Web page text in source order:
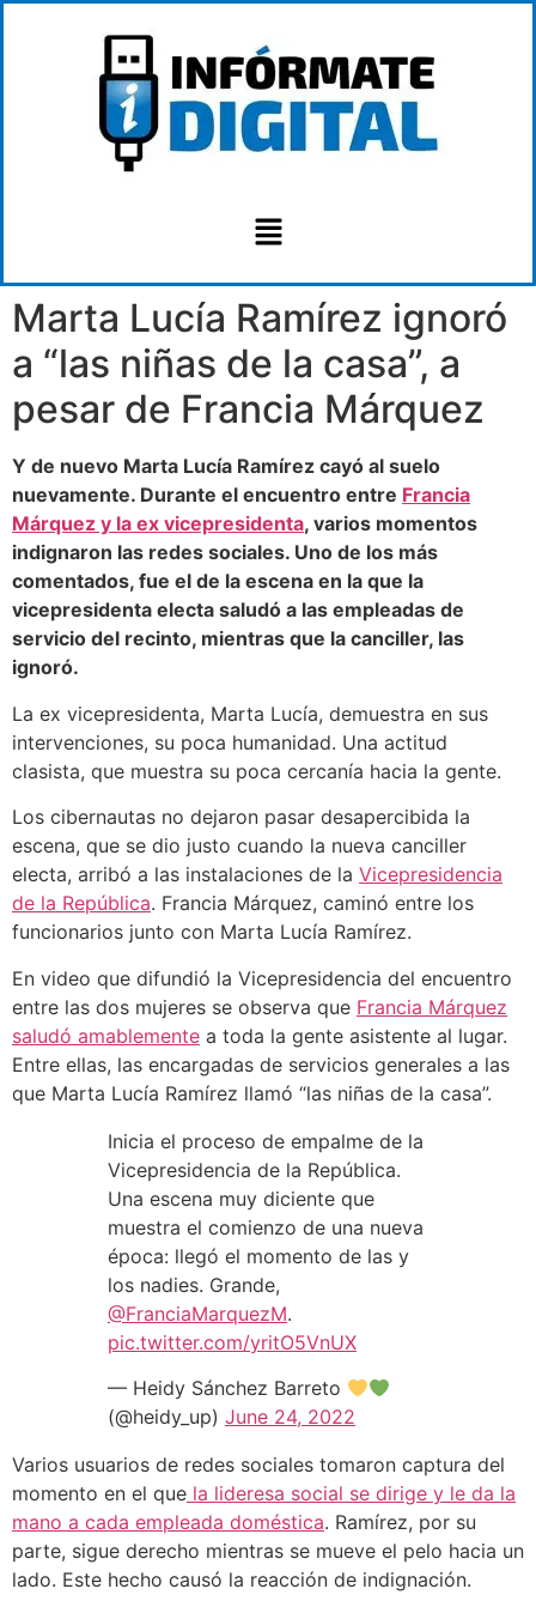
Marta Lucía Ramírez ignoró
a “las niñas de la casa”, a
pesar de Francia Márquez
Y de nuevo Marta Lucía Ramírez cayó al suelo
nuevamente. Durante el encuentro entre Francia
Márquez y la ex vicepresidenta, varios momentos
indignaron las redes sociales. Uno de los más
comentados, fue el de la escena en la que la
vicepresidenta electa saludó a las empleadas de
servicio del recinto, mientras que la canciller, las
ignoró.
La ex vicepresidenta, Marta Lucía, demuestra en sus
intervenciones, su poca humanidad. Una actitud
clasista, que muestra su poca cercanía hacia la gente.
Los cibernautas no dejaron pasar desapercibida la
escena, que se dio justo cuando la nueva canciller
electa, arribó a las instalaciones de la Vicepresidencia
de la República. Francia Márquez, caminó entre los
funcionarios junto con Marta Lucía Ramírez.
En video que difundió la Vicepresidencia del encuentro
entre las dos mujeres se observa que Francia Márquez
saludó amablemente a toda la gente asistente al lugar.
Entre ellas, las encargadas de servicios generales a las
que Marta Lucía Ramírez llamó “las niñas de la casa”.
Inicia el proceso de empalme de la
Vicepresidencia de la República.
Una escena muy diciente que
muestra el comienzo de una nueva
época: llegó el momento de las y
los nadies. Grande,
@FranciaMarquezM.
pic.twitter.com/yritO5VnUX
— Heidy Sánchez Barreto
(@heidy_up) June 24, 2022
Varios usuarios de redes sociales tomaron captura del
momento en el que la lideresa social se dirige y le da la
mano a cada empleada doméstica. Ramírez, por su
parte, sigue derecho mientras se mueve el pelo hacia un
lado. Este hecho causó la reacción de indignación.